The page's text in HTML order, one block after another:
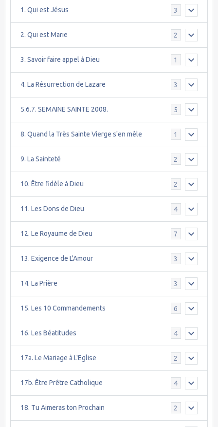
1. Qui est Jésus 3
2. Qui est Marie 2
3. Savoir faire appel à Dieu 1
4. La Résurrection de Lazare 3
5.6.7. SEMAINE SAINTE 2008. 5
8. Quand la Très Sainte Vierge s'en mêle 1
9. La Sainteté 2
10. Être fidèle à Dieu 2
11. Les Dons de Dieu 4
12. Le Royaume de Dieu 7
13. Exigence de L'Amour 3
14. La Prière 3
15. Les 10 Commandements 6
16. Les Béatitudes 4
17a. Le Mariage à L'Eglise 2
17b. Être Prêtre Catholique 4
18. Tu Aimeras ton Prochain 2